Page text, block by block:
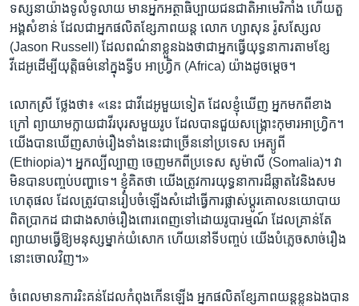
ទស្សនាយ៉ាង​ទូលំទូលាយ មាន​អ្នក​អត្ថាធិប្បាយ​ជនជាតិ​អាមេរិកាំង ហើយតួ
អង្គ​សំខាន់ ​ដែល​ជា​អ្នក​ផលិតខ្សែ​ភាពយន្ត លោក ហ្សាសុន រ៉ូសស្សែល
(Jason Russell) ដែល​ពណ៌នា​ខ្លួនឯង​ថាជា​អ្នក​ធ្វើយុទ្ធនាការ​តាម​ខ្សែ
វីដេអូ​ដើម្បីយុត្តិធម៌​នៅក្នុង​ទ្វីប អាហ្រ្វិក (Africa) យ៉ាងដូច​ម្តេច។
លោកស្រី​ ថ្លែង​ថា៖ «នេះ​ ជា​វីដេអូ​មួយ​ទៀត ដែល​ខ្ញុំ​ឃើញ អ្នក​មកពី​ខាង​
ក្រៅ ព្យាយាម​ក្លាយជា​វីរបុរស​មួយរូប ដែល​បាន​ជួយ​សង្រ្គោះ​កុមារ​អាហ្រ្វិក។
យើង​បាន​ឃើញសាច់​រឿង​ទាំង​នេះ​ជាច្រើន​នៅ​ប្រទេស អេត្យូពី
(Ethiopia)។ អ្នកល្បីល្បាញ​ ចេញ​មក​ពីប្រទេស សូម៉ាលី (Somalia)។ វា​
មិនបាន​បញ្ចប់​បញ្ហា​ទេ។ ខ្ញុំ​គិតថា យើង​ត្រូវការ​យុទ្ធនាការ​ដ៏ឆ្លាតវៃនិងសម
ហេតុ​ផល ដែល​ត្រូវបាន​រៀបចំ​ឡើងសំដៅធ្វើ​ការផ្លាស់ប្តូរ​គោលនយោបាយ
ពិតប្រាកដ ជាជាងសាច់រឿងពោរពេញ​ទៅ​ដោយ​រូបារម្មណ៍ ដែលគ្រាន់តែ​
ព្យាយាមធ្វើ​ឱ្យ​មនុស្ស​ម្នាក់​យំ​សោក ហើយនៅទី​បញ្ចប់ យើង​បំភ្លេច​សាច់រឿង​
នោះ​ចោល​វិញ។»
ចំ​ពេល​មានការរិះគន់​ដែល​កំពុង​កើនឡើង អ្នក​ផលិត​ខ្សែភាពយន្ត​ខ្លួនឯង​បាន​